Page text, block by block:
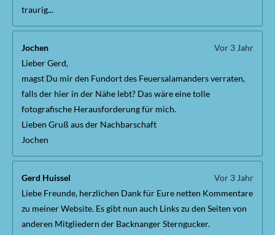
traurig...
Jochen
Vor 3 Jahr
Lieber Gerd,
magst Du mir den Fundort des Feuersalamanders verraten,
falls der hier in der Nähe lebt? Das wäre eine tolle
fotografische Herausforderung für mich.
Lieben Gruß aus der Nachbarschaft
Jochen
Gerd Huissel
Vor 3 Jahr
Liebe Freunde, herzlichen Dank für Eure netten Kommentare
zu meiner Website. Es gibt nun auch Links zu den Seiten von
anderen Mitgliedern der Backnanger Sterngucker.